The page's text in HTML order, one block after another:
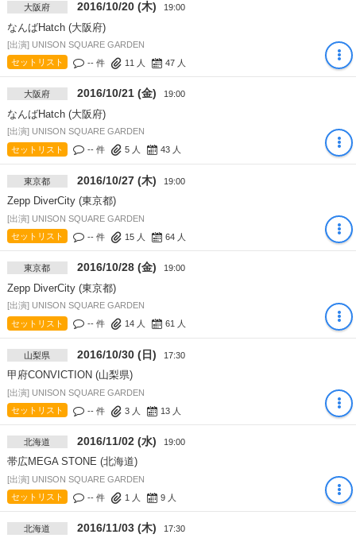
大阪府 2016/10/20 (木) 19:00
なんばHatch (大阪府)
[出演] UNISON SQUARE GARDEN
セットリスト
-- 件 11 人 47人
大阪府 2016/10/21 (金) 19:00
なんばHatch (大阪府)
[出演] UNISON SQUARE GARDEN
セットリスト
-- 件 5人 43人
東京都 2016/10/27 (木) 19:00
Zepp DiverCity (東京都)
[出演] UNISON SQUARE GARDEN
セットリスト
-- 件 15人 64人
東京都 2016/10/28 (金) 19:00
Zepp DiverCity (東京都)
[出演] UNISON SQUARE GARDEN
セットリスト
-- 件 14人 61 人
山梨県 2016/10/30 (日) 17:30
甲府CONVICTION (山梨県)
[出演] UNISON SQUARE GARDEN
セットリスト
-- 件 3人 13人
北海道 2016/11/02 (水) 19:00
帯広MEGA STONE (北海道)
[出演] UNISON SQUARE GARDEN
セットリスト
-- 件 1 人 9人
北海道 2016/11/03 (木) 17:30